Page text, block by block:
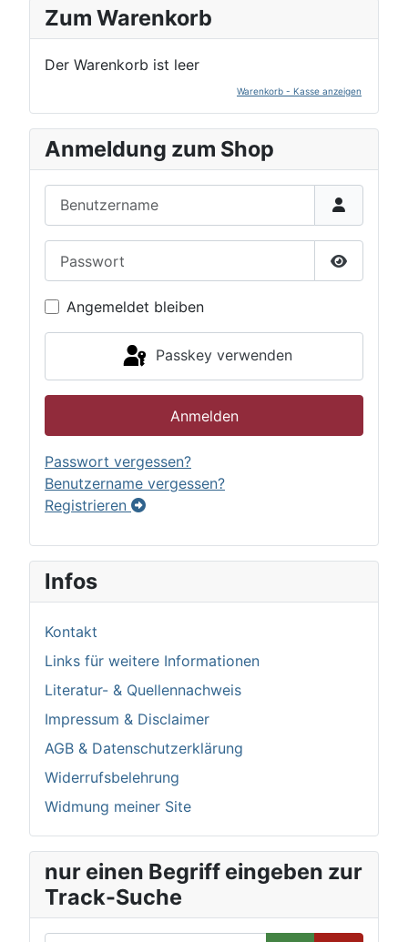
Zum Warenkorb
Der Warenkorb ist leer
Warenkorb - Kasse anzeigen
Anmeldung zum Shop
Passwort
Angemeldet bleiben
Passkey verwenden
Anmelden
Passwort vergessen?
Benutzername vergessen?
Registrieren
Infos
Kontakt
Links für weitere Informationen
Literatur- & Quellennachweis
Impressum & Disclaimer
AGB & Datenschutzerklärung
Widerrufsbelehrung
Widmung meiner Site
nur einen Begriff eingeben zur
Track-Suche